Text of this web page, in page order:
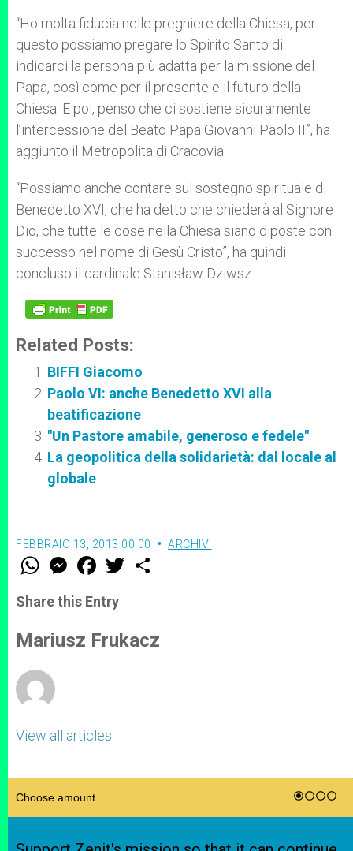
“Ho molta fiducia nelle preghiere della Chiesa, per
questo possiamo pregare lo Spirito Santo di
indicarci la persona più adatta per la missione del
Papa, così come per il presente e il futuro della
Chiesa. E poi, penso che ci sostiene sicuramente
l’intercessione del Beato Papa Giovanni Paolo II”, ha
aggiunto il Metropolita di Cracovia.
“Possiamo anche contare sul sostegno spirituale di
Benedetto XVI, che ha detto che chiederà al Signore
Dio, che tutte le cose nella Chiesa siano diposte con
successo nel nome di Gesù Cristo”, ha quindi
concluso il cardinale Stanisław Dziwsz.
Related Posts:
BIFFI Giacomo
Paolo VI: anche Benedetto XVI alla
beatificazione
"Un Pastore amabile, generoso e fedele"
La geopolitica della solidarietà: dal locale al
globale
FEBBRAIO 13, 2013 00:00 ARCHIVI
W
t
s
p
p
M
e
s
e
g
e
F
a
e
b
o
k
w
r
Share this Entry
Mariusz Frukacz
View all articles